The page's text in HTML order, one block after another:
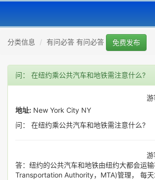
分类信息 有问必答 有问必答 免费发布
问： 在纽约乘公共汽车和地铁需注意什么?
地址: New York City NY
问： 在纽约乘公共汽车和地铁需注意什么?
答：纽约的公共汽车和地铁由纽约大都会运
Transportation Authority，MTA)管理， 每